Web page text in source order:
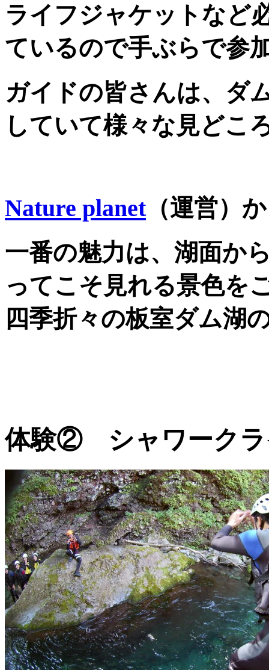
ライフジャケットなど
ているので手ぶらで参
ガイドの皆さんは、ダ
していて様々な見どこ
Nature planet（運営）
一番の魅力は、湖面か
ってこそ見れる景色を
四季折々の板室ダム湖
体験② シャワークラ